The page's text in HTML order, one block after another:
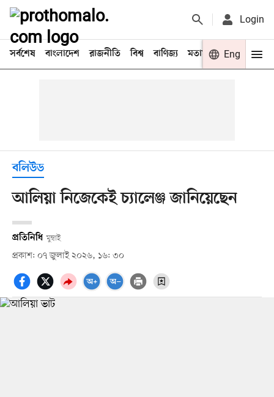
Login
সর্বশেষ বাংলাদেশ রাজনীতি বিশ্ব বাণিজ্য মতামত খেলা
Eng
বলিউড
আলিয়া নিজেকেই চ্যালেঞ্জ জানিয়েছেন
প্রতিনিধি মুম্বাই
প্রকাশ: ০৭ জুলাই ২০২৬, ১৬: ৩০